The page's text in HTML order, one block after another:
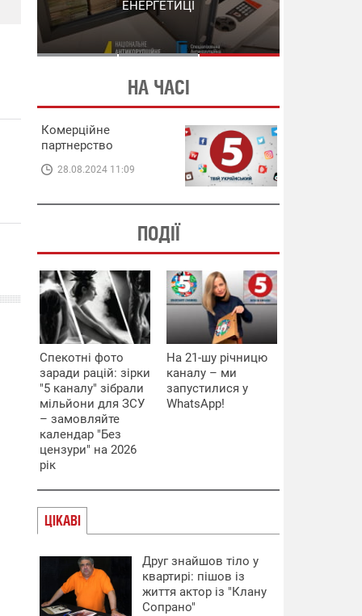
СХЕМИ В ЕНЕРГЕТИЦІ
ЕНЕРГЕТИЦІ
НА ЧАСІ
Комерційне
партнерство
28.08.2024 11:09
ПОДІЇ
Спекотні фото
заради рацій: зірки
"5 каналу" зібрали
мільйони для ЗСУ
– замовляйте
календар "Без
цензури" на 2026
рік
На 21-шу річницю
каналу – ми
запустилися у
WhatsApp!
ЦІКАВІ
Друг знайшов тіло у
квартирі: пішов із
життя актор із "Клану
Сопрано"